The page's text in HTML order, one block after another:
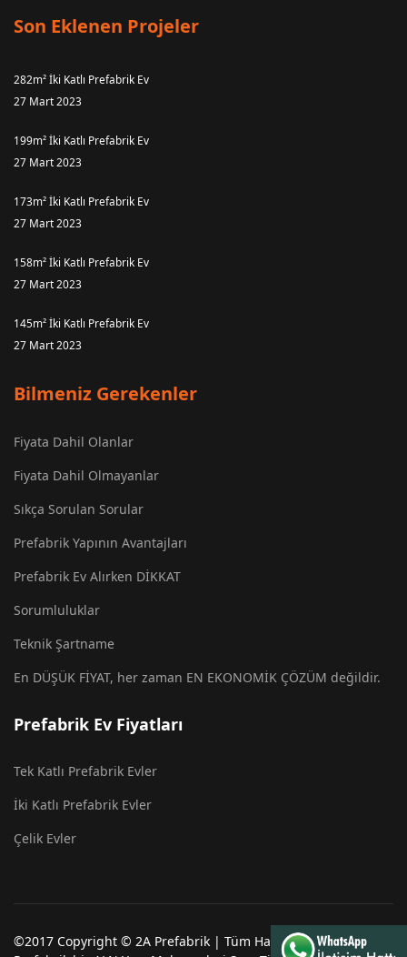
Son Eklenen Projeler
282m² İki Katlı Prefabrik Ev
27 Mart 2023
199m² İki Katlı Prefabrik Ev
27 Mart 2023
173m² İki Katlı Prefabrik Ev
27 Mart 2023
158m² İki Katlı Prefabrik Ev
27 Mart 2023
145m² İki Katlı Prefabrik Ev
27 Mart 2023
Bilmeniz Gerekenler
Fiyata Dahil Olanlar
Fiyata Dahil Olmayanlar
Sıkça Sorulan Sorular
Prefabrik Yapının Avantajları
Prefabrik Ev Alırken DİKKAT
Sorumluluklar
Teknik Şartname
En DÜŞÜK FİYAT, her zaman EN EKONOMİK ÇÖZÜM değildir.
Prefabrik Ev Fiyatları
Tek Katlı Prefabrik Evler
İki Katlı Prefabrik Evler
Çelik Evler
©2017 Copyright © 2A Prefabrik | Tüm Hakları Saklıdır. 2A